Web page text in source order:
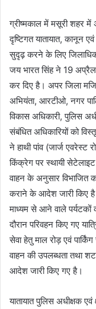
ग्रीष्मकाल में मसूरी शहर
दृष्टिगत यातायात, कानून
सुदृढ़ करने के लिए
जय भारत सिंह ने 19
कर दिए है। अपर जिला
अभियंता, आरटीओ, नगर
विकास अधिकारी, पुलिस
संबंधित अधिकारियों को
ने हाथी पांव (जार्ज एवरेस्ट
किंक्रेग पर स्थायी
वाहन के अनुसार विभाजित
कराने के आदेश जारी किए
माध्यम से आने वाले पर्यटकों
दौरान परिवहन किए गए
सेवा हेतु माल रोड़ एवं
वाहन की उपलब्धता तथा
आदेश जारी किए गए है।
यातायात पुलिस अधीक्षक एवं